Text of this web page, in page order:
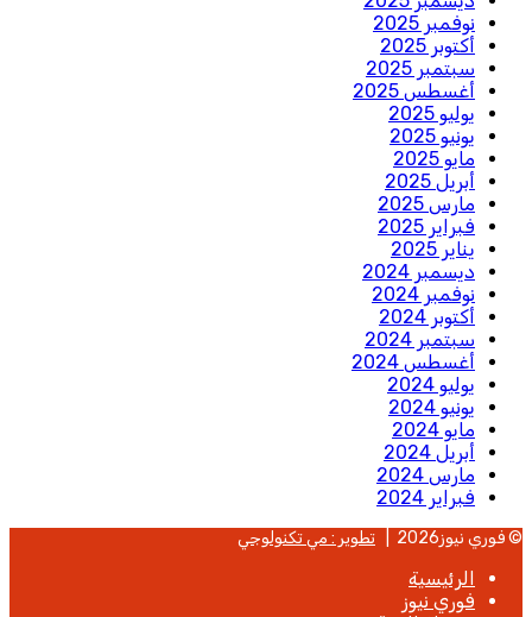
نوفمبر 2025
أكتوبر 2025
سبتمبر 2025
أغسطس 2025
يوليو 2025
يونيو 2025
مايو 2025
أبريل 2025
مارس 2025
فبراير 2025
يناير 2025
ديسمبر 2024
نوفمبر 2024
أكتوبر 2024
سبتمبر 2024
أغسطس 2024
يوليو 2024
يونيو 2024
مايو 2024
أبريل 2024
مارس 2024
فبراير 2024
© فوري نيوز2026 | تطوير : مي تكنولوجي
الرئيسية
فوري نيوز